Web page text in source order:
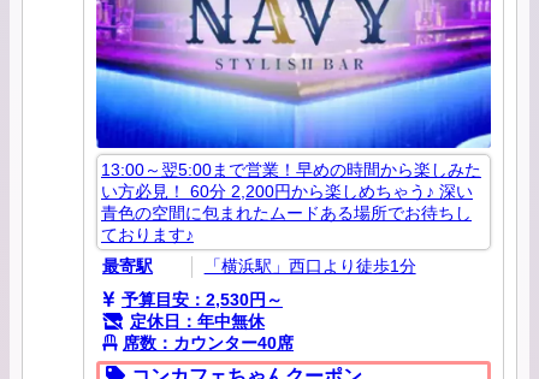
13:00～翌5:00まで営業！早めの時間から楽しみた
い方必見！ 60分 2,200円から楽しめちゃう♪ 深い
青色の空間に包まれたムードある場所でお待ちし
ております♪
最寄駅
「横浜駅」西口より徒歩1分
予算目安：2,530円～
定休日：年中無休
席数：カウンター40席